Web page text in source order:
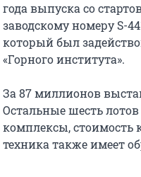
года выпуска со
заводскому номеру S-
который был
«Горного института».
За 87 миллионов
Остальные шесть
комплексы, стоимость
техника также имеет